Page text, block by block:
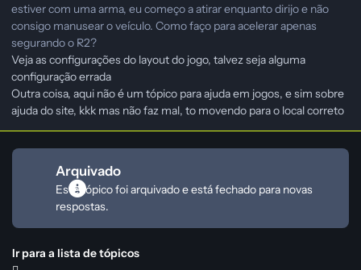
estiver com uma arma, eu começo a atirar enquanto dirijo e não
consigo manusear o veículo. Como faço para acelerar apenas
segurando o R2?
Veja as configurações do layout do jogo, talvez seja alguma
configuração errada
Outra coisa, aqui não é um tópico para ajuda em jogos, e sim sobre
ajuda do site, kkk mas não faz mal, to movendo para o local correto
Arquivado
Este tópico foi arquivado e está fechado para novas
respostas.
Ir para a lista de tópicos